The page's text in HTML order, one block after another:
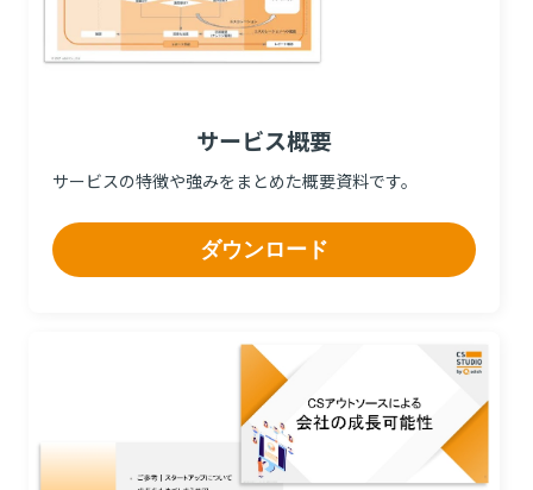
サービス概要
サービスの特徴や強みをまとめた概要資料です。
ダウンロード